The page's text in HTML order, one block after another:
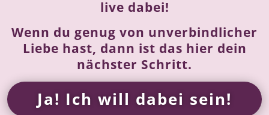
live dabei!
Wenn du genug von unverbindlicher
Liebe hast, dann ist das hier dein
nächster Schritt.
Ja! Ich will dabei sein!